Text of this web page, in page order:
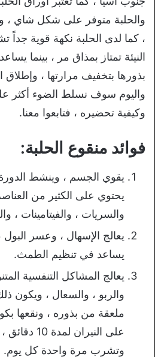
والحلبة متوفر على شكل شاي ،
، كما لدى الحلبة نكهة قوية جداً
النيئة تمتاز بمذاق مر ، بينما
بذورها بتخفيف مرارتها ، وإطلاق
واليوم سوف نسلط الضوء أكثر
وكيفية تحضيره ، فتابعوا معنا.
فوائد منقوع الحلبة:
يقوي الجسم ، وينشط الدورة
يحتوي على الكثير من العناصر
والسريات ، والفيتامينات ،
يعالج الإسهال ، وعسر البول
يساعد في تنظيم الطمث.
يعالج المشاكل التنفسية
والربو ، والسعال ، ويكون
ملعقة من بذوره ، ونقعها
على النيران
وتشرب مرة واحدة كل يوم.